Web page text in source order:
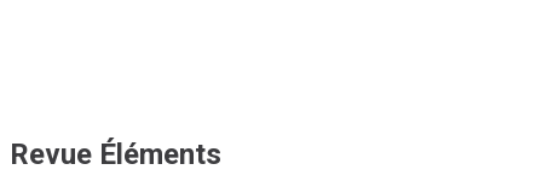
Revue Éléments